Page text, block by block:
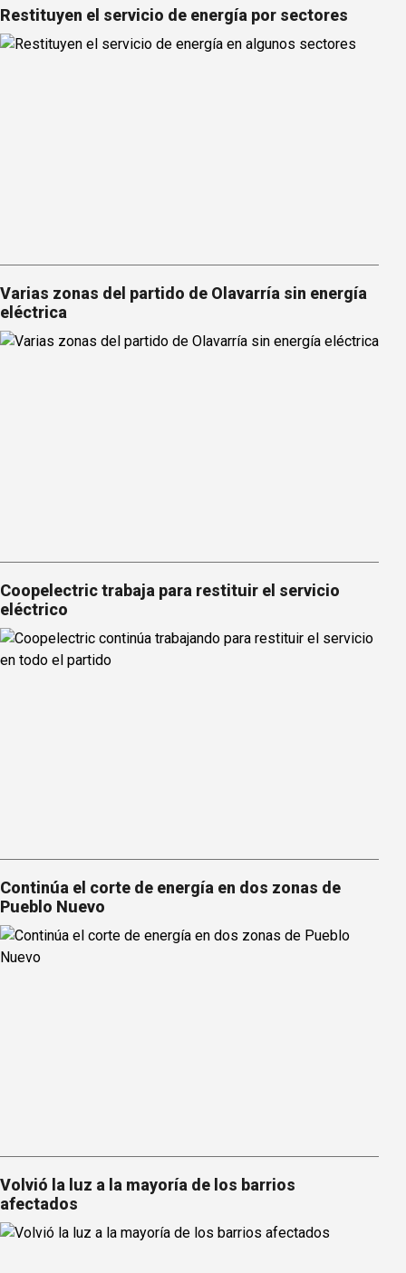
Restituyen el servicio de energía por sectores
Varias zonas del partido de Olavarría sin energía
eléctrica
Coopelectric trabaja para restituir el servicio
eléctrico
Continúa el corte de energía en dos zonas de
Pueblo Nuevo
Volvió la luz a la mayoría de los barrios
afectados